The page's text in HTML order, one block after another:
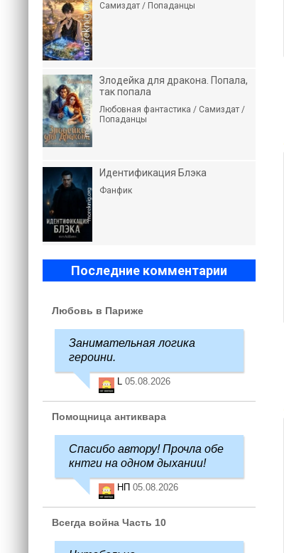
Самиздат / Попаданцы
Злодейка для дракона. Попала,
так попала
Любовная фантастика / Самиздат /
Попаданцы
Идентификация Блэка
Фанфик
Последние комментарии
Любовь в Париже
Занимательная логика
героини.
L 05.08.2026
Помощница антиквара
Спасибо автору! Прочла обе
кнтги на одном дыхании!
НП 05.08.2026
Всегда война Часть 10